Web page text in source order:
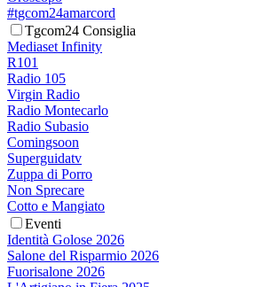
#tgcom24amarcord
Tgcom24 Consiglia
Mediaset Infinity
R101
Radio 105
Virgin Radio
Radio Montecarlo
Radio Subasio
Comingsoon
Superguidatv
Zuppa di Porro
Non Sprecare
Cotto e Mangiato
Eventi
Identità Golose 2026
Salone del Risparmio 2026
Fuorisalone 2026